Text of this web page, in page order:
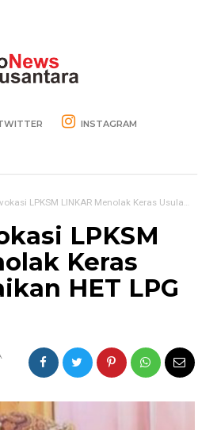
INSTAGRAM
LINKAR Menolak Keras Usulan Kenaikan HET LPG Subsidi
LPKSM
Keras
HET LPG